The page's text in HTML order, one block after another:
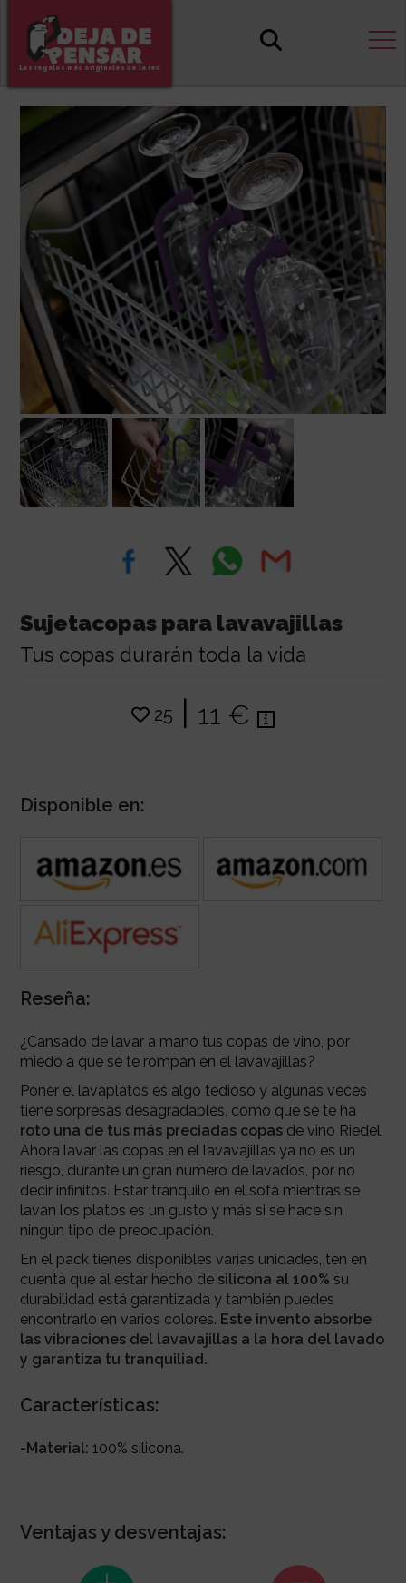
Los regalos más originales de la red
Sujetacopas para lavavajillas
Tus copas durarán toda la vida
25 | 11 €
Disponible en:
Reseña:
¿Cansado de lavar a mano tus copas de vino, por
miedo a que se te rompan en el lavavajillas?
Poner el lavaplatos es algo tedioso y algunas veces
tiene sorpresas desagradables, como que se te ha
roto una de tus más preciadas copasde vino Riedel.
Ahora lavar las copas en el lavavajillas ya no es un
riesgo, durante un gran número de lavados, por no
decir infinitos. Estar tranquilo en el sofá mientras se
lavan los platos es un gusto y más si se hace sin
ningún tipo de preocupación.
En el pack tienes disponibles varias unidades, ten en
cuenta que al estar hecho de silicona al 100% su
durabilidad está garantizada y también puedes
encontrarlo en varios colores. Este invento absorbe
las vibraciones del lavavajillas a la hora del lavado
y garantiza tu tranquiliad.
Características:
-Material: 100% silicona.
Ventajas y desventajas: